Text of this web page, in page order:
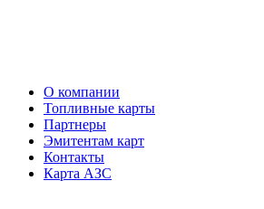
О компании
Топливные карты
Партнеры
Эмитентам карт
Контакты
Карта АЗС